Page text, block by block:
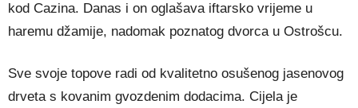
kod Cazina. Danas i on oglašava iftarsko vrijeme u
haremu džamije, nadomak poznatog dvorca u Ostrošcu.
Sve svoje topove radi od kvalitetno osušenog jasenovog
drveta s kovanim gvozdenim dodacima. Cijela je